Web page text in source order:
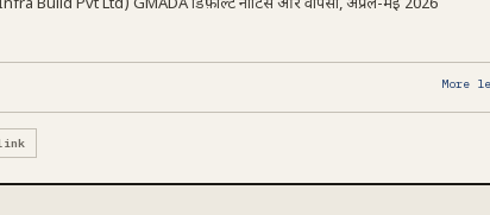
More